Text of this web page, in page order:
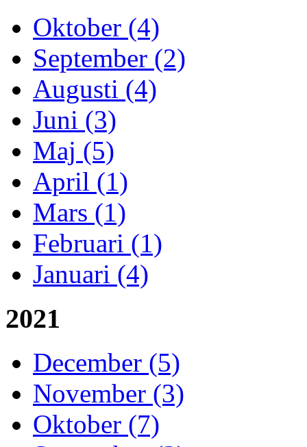
Oktober (4)
September (2)
Augusti (4)
Juni (3)
Maj (5)
April (1)
Mars (1)
Februari (1)
Januari (4)
2021
December (5)
November (3)
Oktober (7)